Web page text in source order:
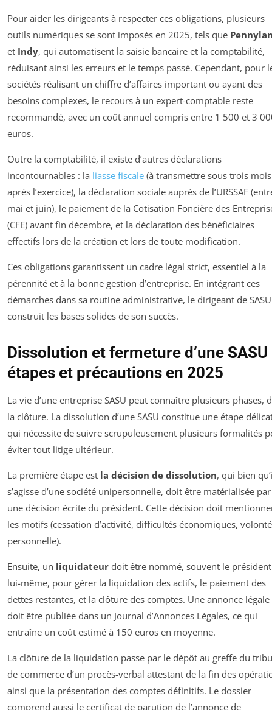
Pour aider les dirigeants à respecter ces obligations, plusieurs
outils numériques se sont imposés en 2025, tels que
et Indy, qui automatisent la saisie bancaire et la comptabilité,
réduisant ainsi les erreurs et le temps passé. Cependant, pour
sociétés réalisant un chiffre d’affaires important ou ayant des
besoins complexes, le recours à un expert-comptable reste
recommandé, avec un coût annuel compris entre 1 500 et 3
euros.
Outre la comptabilité, il existe d’autres déclarations
incontournables : la liasse fiscale (à transmettre sous trois mois
après l’exercice), la déclaration sociale auprès de l’URSSAF
mai et juin), le paiement de la Cotisation Foncière des
(CFE) avant fin décembre, et la déclaration des bénéficiaires
effectifs lors de la création et lors de toute modification.
Ces obligations garantissent un cadre légal strict, essentiel à la
pérennité et à la bonne gestion d’entreprise. En intégrant ces
démarches dans sa routine administrative, le dirigeant de SASU
construit les bases solides de son succès.
Dissolution et fermeture d’une SASU
étapes et précautions en 2025
La vie d’une entreprise SASU peut connaître plusieurs phases,
la clôture. La dissolution d’une SASU constitue une étape
qui nécessite de suivre scrupuleusement plusieurs formalités
éviter tout litige ultérieur.
La première étape est la décision de dissolution, qui bien
s’agisse d’une société unipersonnelle, doit être matérialisée par
une décision écrite du président. Cette décision doit
les motifs (cessation d’activité, difficultés économiques, volonté
personnelle).
Ensuite, un liquidateur doit être nommé, souvent le président
lui-même, pour gérer la liquidation des actifs, le paiement des
dettes restantes, et la clôture des comptes. Une annonce légale
doit être publiée dans un Journal d’Annonces Légales, ce qui
entraîne un coût estimé à 150 euros en moyenne.
La clôture de la liquidation passe par le dépôt au greffe du
de commerce d’un procès-verbal attestant de la fin des
ainsi que la présentation des comptes définitifs. Le dossier
comprend aussi le certificat de parution de l’annonce de